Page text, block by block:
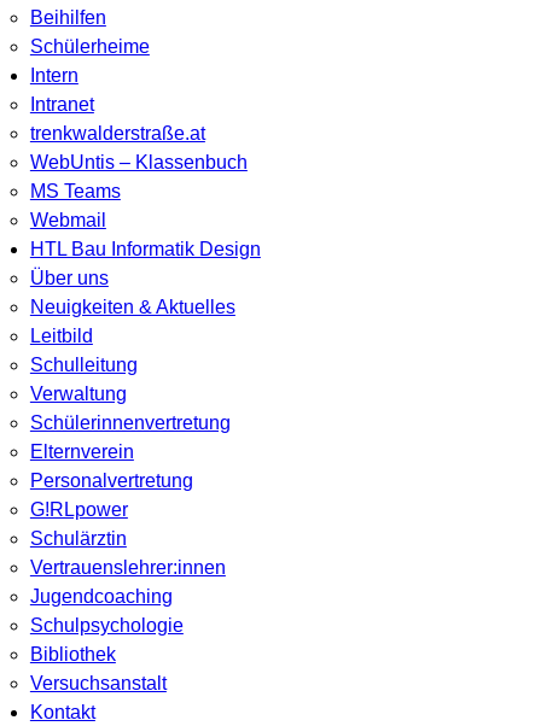
Beihilfen
Schülerheime
Intern
Intranet
trenkwalderstraße.at
WebUntis – Klassenbuch
MS Teams
Webmail
HTL Bau Informatik Design
Über uns
Neuigkeiten & Aktuelles
Leitbild
Schulleitung
Verwaltung
Schülerinnenvertretung
Elternverein
Personalvertretung
G!RLpower
Schulärztin
Vertrauenslehrer:innen
Jugendcoaching
Schulpsychologie
Bibliothek
Versuchsanstalt
Kontakt